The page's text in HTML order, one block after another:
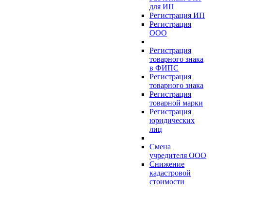
для ИП
Регистрация ИП
Регистрация
ООО
Регистрация
товарного знака
в ФИПС
Регистрация
товарного знака
Регистрация
товарной марки
Регистрация
юридических
лиц
Смена
учредителя ООО
Снижение
кадастровой
стоимости